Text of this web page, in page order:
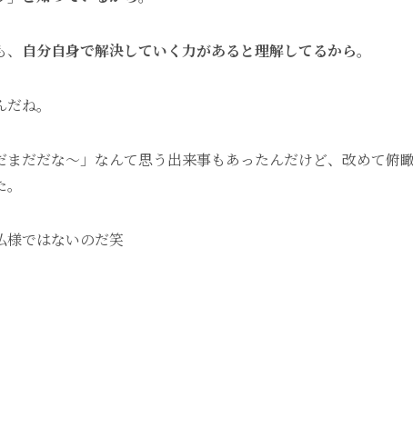
自分自身で解決していく力があると理解してるから。
ね。
だだな〜」なんて思う出来事もあったんだけど、改めて俯
様ではないのだ笑